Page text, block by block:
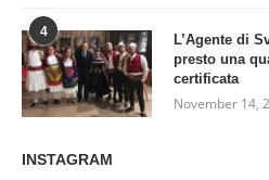
4
L’Agente di
presto una
certificata
November 14,
INSTAGRAM